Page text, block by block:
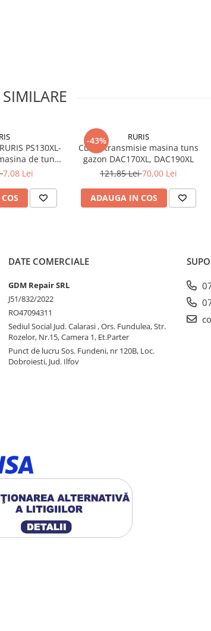
PS130XL-
de tuns
130XL
7,08 Lei
-43% RURIS
Curea transmisie masina tuns
gazon DAC170XL, DAC190XL
121,85 Lei70,00 Lei
ADAUGA IN COS
DATE COMERCIALE
GDM Repair SRL
J51/832/2022
RO47094311
Sediul Social Jud. Calarasi , Ors. Fundulea, Str.
Rozelor, Nr.15, Camera 1, Et.Parter
Punct de lucru Sos. Fundeni, nr 120B, Loc.
Dobroiesti, Jud. Ilfov